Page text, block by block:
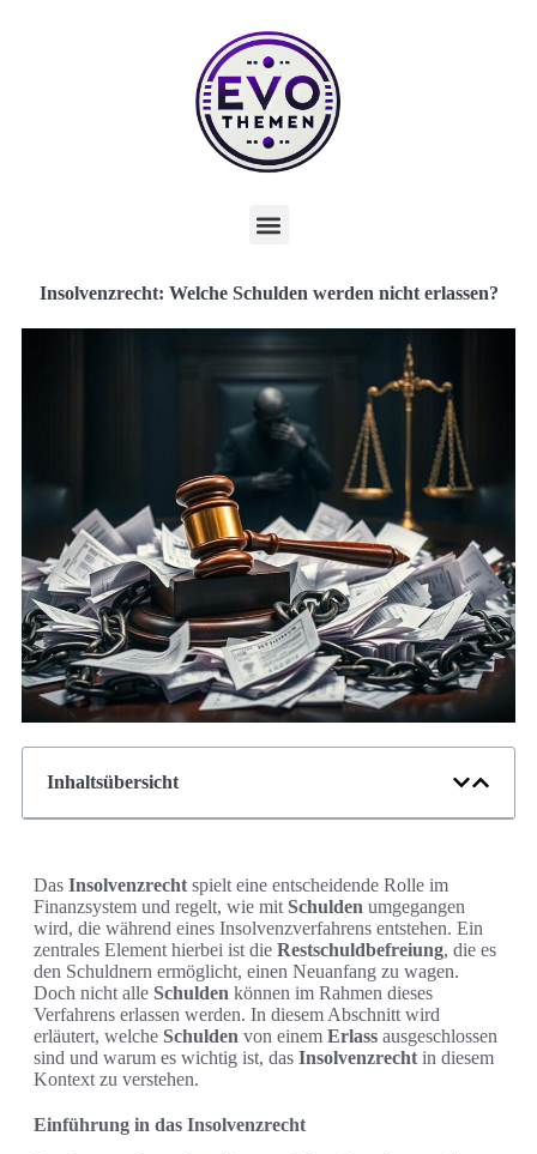
Insolvenzrecht: Welche Schulden werden nicht erlassen?
Inhaltsübersicht
Das Insolvenzrecht spielt eine entscheidende Rolle im
Finanzsystem und regelt, wie mit Schulden umgegangen
wird, die während eines Insolvenzverfahrens entstehen. Ein
zentrales Element hierbei ist die Restschuldbefreiung, die es
den Schuldnern ermöglicht, einen Neuanfang zu wagen.
Doch nicht alle Schulden können im Rahmen dieses
Verfahrens erlassen werden. In diesem Abschnitt wird
erläutert, welche Schulden von einem Erlass ausgeschlossen
sind und warum es wichtig ist, das Insolvenzrecht in diesem
Kontext zu verstehen.
Einführung in das Insolvenzrecht